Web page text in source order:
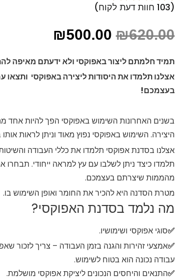
מדורגים5.00
על
103
דירוגים
(
103 חוות דעת לקוח)
₪620.00 המחיר
המקורי
היה:
₪620.00.
₪500.00
הוא:
תמיד חלמתם ליצור באפוקסי ולא ידעתם מאיפה
אצלנו תלמדו את היסודות ליצירה באפוקסי ותצאו
בעצמכם!
בשנים האחרונות השימוש באפוקסי הפך להיות אחד
היצירה. השימוש באפוקסי נפוץ מאוד וניתן לראות
אצלנו בסדנת אפוקסי תלמדו את כללי העבודה
תלמדו כיצד ניתן לשלבו עם עץ למראה ייחודי. תבחרו
מהממות שיצרתם בעצמכם.
מטרת הסדנה היא להכיר את החומר ואופן השימוש בו.
מה נלמד בסדנת האפוקסי?
✅סוגי אפוקסי ושימושיו.
✅אמצעי זהירות והגנה בזמן העבודה – צריך לזכור
עבודה נכונה הוא בטוח לשימוש.
✅התנאים והיחסים הנכונים ליציקת אפוקסי מושלמת.